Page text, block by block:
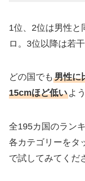
1位、2位は男性と
ロ。3位以降は若
どの国でも 男性に
15cmほど低いよ
全195カ国のラン
各カテゴリーをタ
で試してみてくだ